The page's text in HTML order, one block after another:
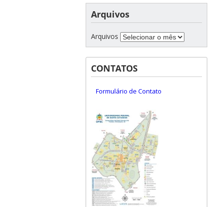
Arquivos
Arquivos
CONTATOS
Formulário de Contato